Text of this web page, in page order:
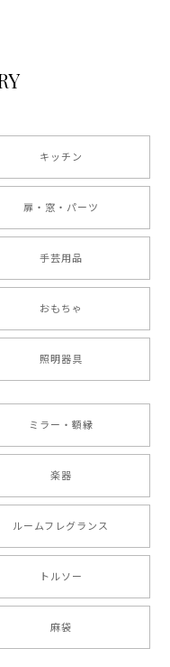
キッチン
扉・窓・パーツ
手芸用品
おもちゃ
照明器具
ミラー・額縁
楽器
ルームフレグランス
トルソー
麻袋